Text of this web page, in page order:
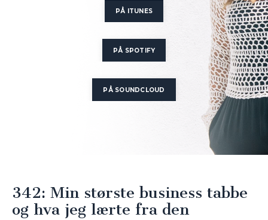
PÅ ITUNES
PÅ SPOTIFY
PÅ SOUNDCLOUD
342: Min største business tabbe
og hva jeg lærte fra den